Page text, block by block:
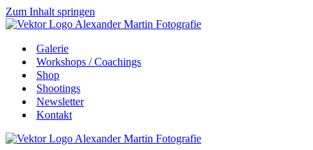
Zum Inhalt springen
Galerie
Workshops / Coachings
Shop
Shootings
Newsletter
Kontakt